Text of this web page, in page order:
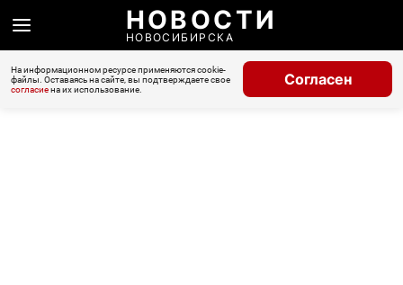
НОВОСТИ
НОВОСИБИРСКА
На информационном ресурсе применяются cookie-
файлы. Оставаясь на сайте, вы подтверждаете свое
согласиена их использование.
Согласен